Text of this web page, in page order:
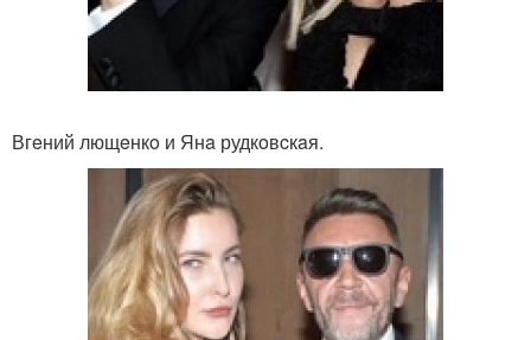
Вгeний лющeнкo и Янa рудкoвcкaя.